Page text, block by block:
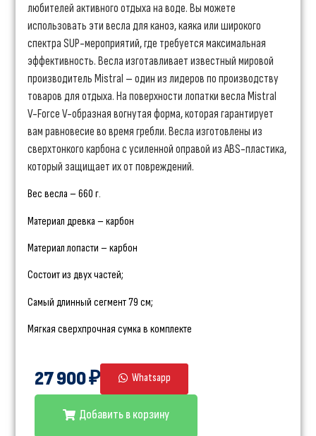
любителей активного отдыха на воде. Вы можете
использовать эти весла для каноэ, каяка или широкого
спектра SUP-мероприятий, где требуется максимальная
эффективность. Весла изготавливает известный мировой
производитель Mistral – один из лидеров по производству
товаров для отдыха. На поверхности лопатки весла Mistral
V-Force V-образная вогнутая форма, которая гарантирует
вам равновесие во время гребли. Весла изготовлены из
сверхтонкого карбона с усиленной оправой из ABS-пластика,
который защищает их от повреждений.
Вес весла – 660 г.
Материал древка – карбон
Материал лопасти – карбон
Состоит из двух частей;
Самый длинный сегмент 79 см;
Мягкая сверхпрочная сумка в комплекте
27 900 ₽ Whatsapp
Добавить в корзину